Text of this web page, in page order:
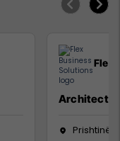
Flex
Architect
Prishtinë